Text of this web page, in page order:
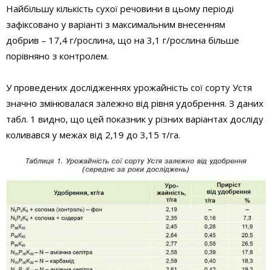
Найбільшу кількість сухої речовини в цьому періоді
зафіксовано у варіанті з максимальним внесенням
добрив – 17,4 г/рослина, що на 3,1 г/рослина більше
порівняно з контролем.
У проведених дослідженнях урожайність сої сорту Устя
значно змінювалася залежно від рівня удобрення. З даних
табл. 1 видно, що цей показник у різних варіантах досліду
коливався у межах від 2,19 до 3,15 т/га.